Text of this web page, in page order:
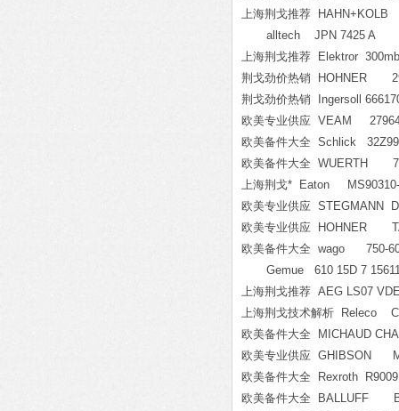
上海荆戈推荐
alltech JPN 7425 A
上海荆戈推荐 Elektror
荆戈劲价热销 HOHNER
荆戈劲价热销 Ingersoll
欧美专业供应 VEAM
欧美备件大全 Schlick
欧美备件大全 WUERTH
上海荆戈* Eaton MS90310-
欧美专业供应 STEGMANN
欧美专业供应 HOHNER
欧美备件大全 wago 750-
Gemue 610 15D 7
上海荆戈推荐 AEG LS07
上海荆戈技术解析 Releco
欧美备件大全 MICHAUD
欧美专业供应 GHIBSON
欧美备件大全 Rexroth
欧美备件大全 BALLUFF